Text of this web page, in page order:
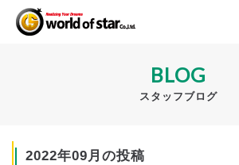
BLOG
スタッフブログ
2022年09月の投稿